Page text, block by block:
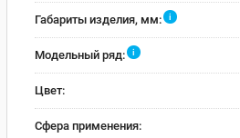
Габариты изделия, мм: i
Модельный ряд: i
Цвет:
Сфера применения: